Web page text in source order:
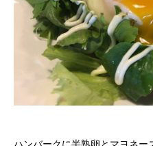
ハンバークに半熟卵とマヨネー